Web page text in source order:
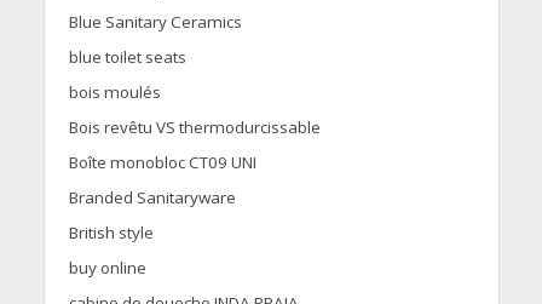
Blue Sanitary Ceramics
blue toilet seats
bois moulés
Bois revêtu VS thermodurcissable
Boîte monobloc CT09 UNI
Branded Sanitaryware
British style
buy online